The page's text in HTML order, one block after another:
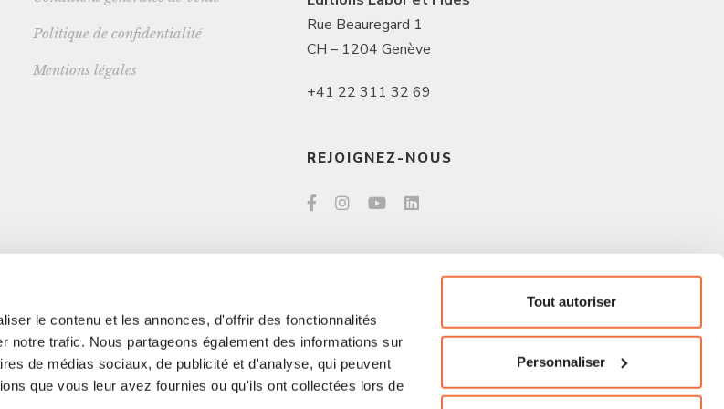
le contenu et les annonces, d'offrir des fonctionnalités
notre trafic. Nous partageons également des informations sur
de médias sociaux, de publicité et d'analyse, qui peuvent
que vous leur avez fournies ou qu'ils ont collectées lors de
Tout autoriser
Personnaliser
Politique de confidentialité
Mentions légales
Rue Beauregard 1
CH – 1204 Genève
+41 22 311 32 69
REJOIGNEZ-NOUS